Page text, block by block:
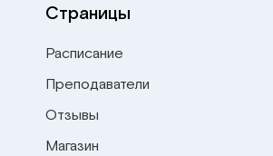
Страницы
Расписание
Преподаватели
Отзывы
Магазин